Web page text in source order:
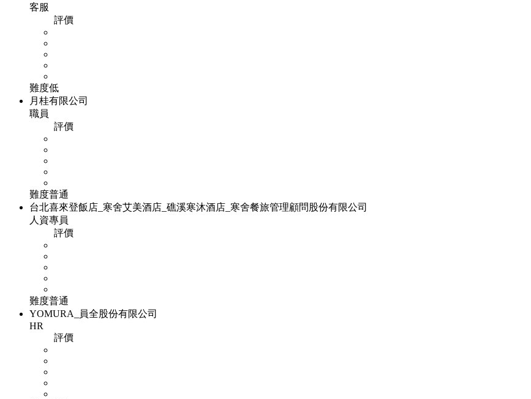
客服
評價
難度低
月桂有限公司
職員
評價
難度普通
台北喜來登飯店_寒舍艾美酒店_礁溪寒沐酒店_寒舍餐旅管理顧問股份有限公司
人資專員
評價
難度普通
YOMURA_員全股份有限公司
HR
評價